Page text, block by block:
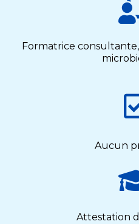
Formatrice
Aucun
Attestation